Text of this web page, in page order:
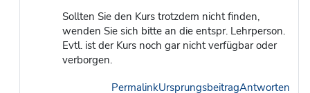
Sollten Sie den Kurs trotzdem nicht finden,
wenden Sie sich bitte an die entspr. Lehrperson.
Evtl. ist der Kurs noch gar nicht verfügbar oder
verborgen.
PermalinkUrsprungsbeitragAntworten